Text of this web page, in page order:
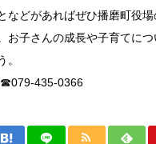
などがあればぜひ播磨町役場
お子さんの成長や子育てにつ
。
0366